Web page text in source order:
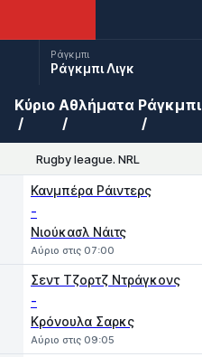
Ράγκμπι
Ράγκμπι Λιγκ
Κύριο Αθλήματα Ράγκμπι
Rugby league. NRL
Κανμπέρα Ράιντερς
-
Νιούκασλ Νάιτς
Αύριο στις 07:00
Σεντ Τζορτζ Ντράγκονς
-
Κρόνουλα Σαρκς
Αύριο στις 09:05